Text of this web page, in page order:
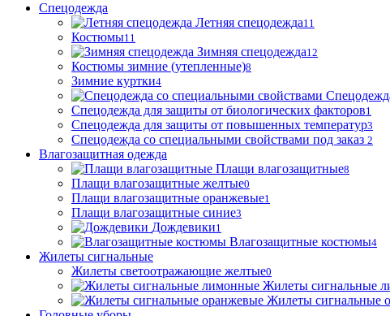
Спецодежда
Летняя спецодежда11
Костюмы11
Зимняя спецодежда12
Костюмы зимние (утепленные)8
Зимние куртки4
Спецодежда для защиты от биологических факторов1
Спецодежда для защиты от повышенных температур3
Спецодежда со специальными свойствами под заказ 2
Влагозащитная одежда
Плащи влагозащитные8
Плащи влагозащитные желтые0
Плащи влагозащитные оранжевые1
Плащи влагозащитные синие3
Дождевики1
Влагозащитные костюмы4
Жилеты сигнальные
Жилеты светоотражающие желтые0
Жилеты сигнальные
Жилеты сигнальные